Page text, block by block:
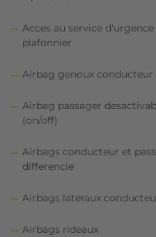
Acces au service
plafonnier
Airbag genoux conducteur
Airbag passager
(on/off)
Airbags conducteur et
differencie
Airbags lateraux
Airbags rideaux